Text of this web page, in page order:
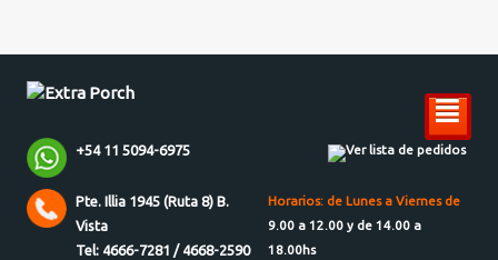
²
+54 11 5094-6975 Ver lista de pedidos
Pte. Illia 1945 (Ruta 8) B.
Vista
Tel: 4666-7281 / 4668-2590
Horarios: de Lunes a Viernes de
9.00 a 12.00 y de 14.00 a
18.00hs